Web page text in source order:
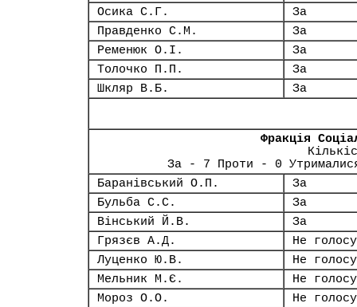
Осика С.Г.
За
Правденко С.М.
За
Ременюк О.І.
За
Толочко П.П.
За
Шкляр В.Б.
За
Фракція
За - 7 Проти - 0
Баранівський О.П.
За
Бульба С.С.
За
Вінський Й.В.
За
Грязєв А.Д.
Не
Луценко Ю.В.
Не
Мельник М.Є.
Не
Мороз О.О.
Не